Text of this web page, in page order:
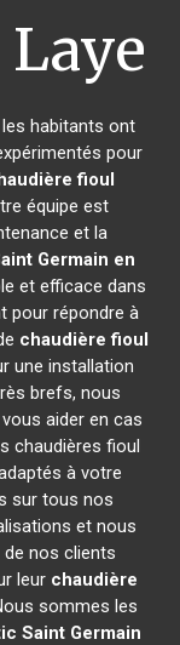
les habitants ont
pour
fioul
équipe est
et la
Germain en
et efficace dans
pour répondre à
chaudière fioul
une installation
brefs, nous
aider en cas
chaudières fioul
à votre
sur tous nos
et nous
nos clients
leur chaudière
sommes les
Saint Germain